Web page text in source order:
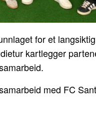
for et
kartlegger
med FC